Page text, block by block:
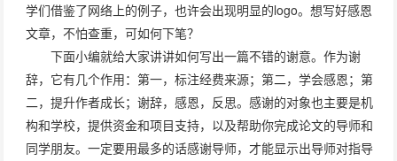
学们借鉴了网络上的例子，也许会出现明显的logo。想写好感恩
文章，不怕查重，可如何下笔？
下面小编就给大家讲讲如何写出一篇不错的谢意。作为谢
辞，它有几个作用：第一，标注经费来源；第二，学会感恩；第
二，提升作者成长；谢辞，感恩，反思。感谢的对象也主要是机
构和学校，提供资金和项目支持，以及帮助你完成论文的导师和
同学朋友。一定要用最多的话感谢导师，才能显示出导师对指导